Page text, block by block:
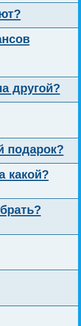
другой?
подарок?
какой?